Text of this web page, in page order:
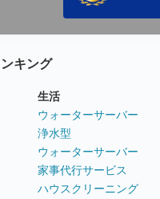
キング
生活
ウォーターサーバー
浄水型
ウォーターサーバー
家事代行サービス
ハウスクリーニング